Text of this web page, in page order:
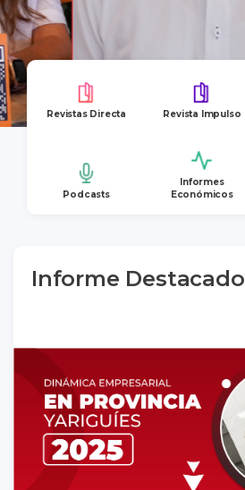
Revistas Directa Revista Impulso
Podcasts
Informes
Económicos
Informe Destacado